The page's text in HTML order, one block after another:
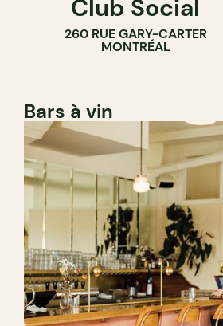
Club Social
260 RUE GARY-CARTER
MONTRÉAL
Bars à vin